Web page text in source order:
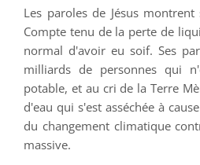
Les paroles de Jésus
Compte tenu de la perte de
normal d'avoir eu soif. Ses
milliards de personnes qui
potable, et au cri de la Terre
d'eau qui s'est asséchée à
du changement climatique
massive.